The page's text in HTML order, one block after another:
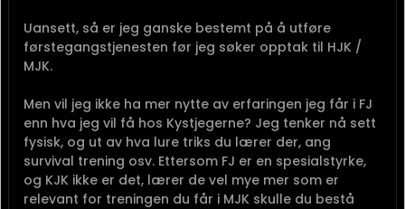
Uansett, så er jeg ganske bestemt på å utføre
førstegangstjenesten før jeg søker opptak til HJK /
MJK.
Men vil jeg ikke ha mer nytte av erfaringen jeg får i FJ
enn hva jeg vil få hos Kystjegerne? Jeg tenker nå sett
fysisk, og ut av hva lure triks du lærer der, ang
survival trening osv. Ettersom FJ er en spesialstyrke,
og KJK ikke er det, lærer de vel mye mer som er
relevant for treningen du får i MJK skulle du bestå